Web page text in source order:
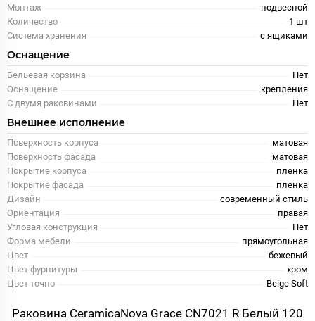
Монтаж
подвесной
Количество
1 шт
Система хранения
с ящиками
Оснащение
Бельевая корзина
Нет
Оснащение
крепления
С двумя раковинами
Нет
Внешнее исполнение
Поверхность корпуса
матовая
Поверхность фасада
матовая
Покрытие корпуса
пленка
Покрытие фасада
пленка
Дизайн
современный стиль
Ориентация
правая
Угловая конструкция
Нет
Форма мебели
прямоугольная
Цвет
бежевый
Цвет фурнитуры
хром
Цвет точно
Beige Soft
Раковина CeramicaNova Grace CN7021 R Белый 120